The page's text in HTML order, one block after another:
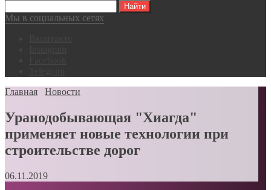
Мы в социальных сетях
Главная
Новости
Уранодобывающая "Хиагда"
применяет новые технологии при
строительстве дорог
06.11.2019